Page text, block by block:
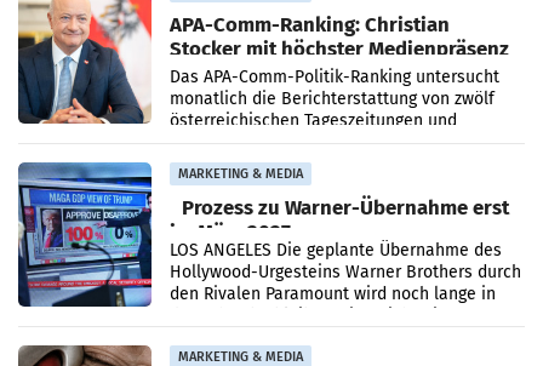
APA-Comm-Ranking: Christian
Stocker mit höchster Medienpräsenz
im Juli
Das APA-Comm-Politik-Ranking untersucht
monatlich die Berichterstattung von zwölf
österreichischen Tageszeitungen und
analysiert, welche Politikerinnen und
Politiker Österreichs die
MARKETING & MEDIA
Prozess zu Warner-Übernahme erst
im März 2027
LOS ANGELES Die geplante Übernahme des
Hollywood-Urgesteins Warner Brothers durch
den Rivalen Paramount wird noch lange in
MARKETING & MEDIA